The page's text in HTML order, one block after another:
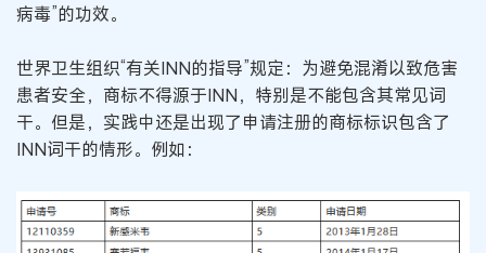
病毒”的功效。
世界卫生组织“有关INN的指导”规定：为避免混淆以致危害
患者安全，商标不得源于INN，特别是不能包含其常见词
干。但是，实践中还是出现了申请注册的商标标识包含了
INN词干的情形。例如：